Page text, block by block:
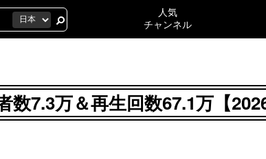
人気
チャンネル
7.3万＆再生回数67.1万【